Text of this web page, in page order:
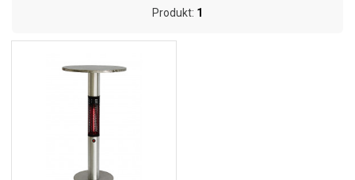
Produkt: 1